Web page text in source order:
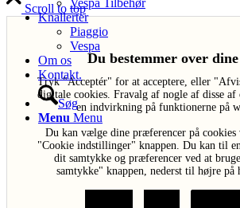
Vespa Tilbehør
Knallerter
Piaggio
Vespa
Om os
Kontakt.
Søg
Menu Menu
Scroll to top
Du bestemmer over
Tryk "Acceptér" for at acceptere, eller
digitale cookies. Fravalg af nogle af disse af
en indvirkning på funktionerne på
Du kan vælge dine præferencer på cookies
"Cookie indstillinger" knappen. Du kan til
dit samtykke og præferencer ved at
samtykke" knappen, nederst til højre på